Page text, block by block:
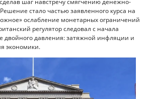
сделав шаг навстречу смягчению денежно-
стало частью заявленного курса на
ослабление монетарных ограничений
регулятор следовал с начала
двойного давления: затяжной инфляции и
экономики.